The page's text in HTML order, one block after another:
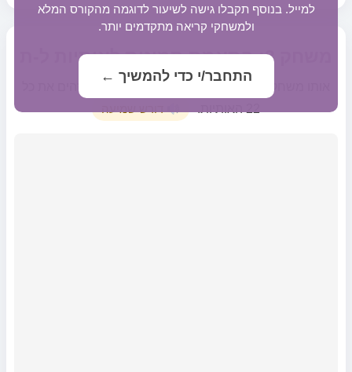
למייל. בנוסף תקבלו גישה לשיעור לדוגמה מהקורס המלא
ולמשחקי קריאה מתקדמים יותר.
התחבר/י כדי להמשיך ←
אותו משחק, החצי השני של האלף-בית. בסיומו מזהים את כל